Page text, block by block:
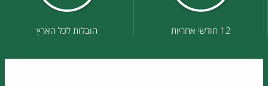
12 חודשי אחריות הובלות לכל הארץ